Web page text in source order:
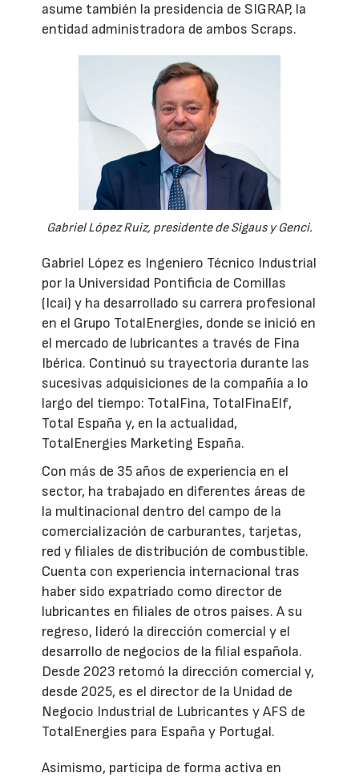
asume también la presidencia de SIGRAP, la
entidad administradora de ambos Scraps.
Gabriel López Ruiz, presidente de Sigaus y Genci.
Gabriel López es Ingeniero Técnico Industrial
por la Universidad Pontificia de Comillas
(Icai) y ha desarrollado su carrera profesional
en el Grupo TotalEnergies, donde se inició en
el mercado de lubricantes a través de Fina
Ibérica. Continuó su trayectoria durante las
sucesivas adquisiciones de la compañía a lo
largo del tiempo: TotalFina, TotalFinaElf,
Total España y, en la actualidad,
TotalEnergies Marketing España.
Con más de 35 años de experiencia en el
sector, ha trabajado en diferentes áreas de
la multinacional dentro del campo de la
comercialización de carburantes, tarjetas,
red y filiales de distribución de combustible.
Cuenta con experiencia internacional tras
haber sido expatriado como director de
lubricantes en filiales de otros países. A su
regreso, lideró la dirección comercial y el
desarrollo de negocios de la filial española.
Desde 2023 retomó la dirección comercial y,
desde 2025, es el director de la Unidad de
Negocio Industrial de Lubricantes y AFS de
TotalEnergies para España y Portugal.
Asimismo, participa de forma activa en